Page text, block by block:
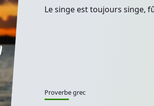
Le singe est toujours singe,
Proverbe grec